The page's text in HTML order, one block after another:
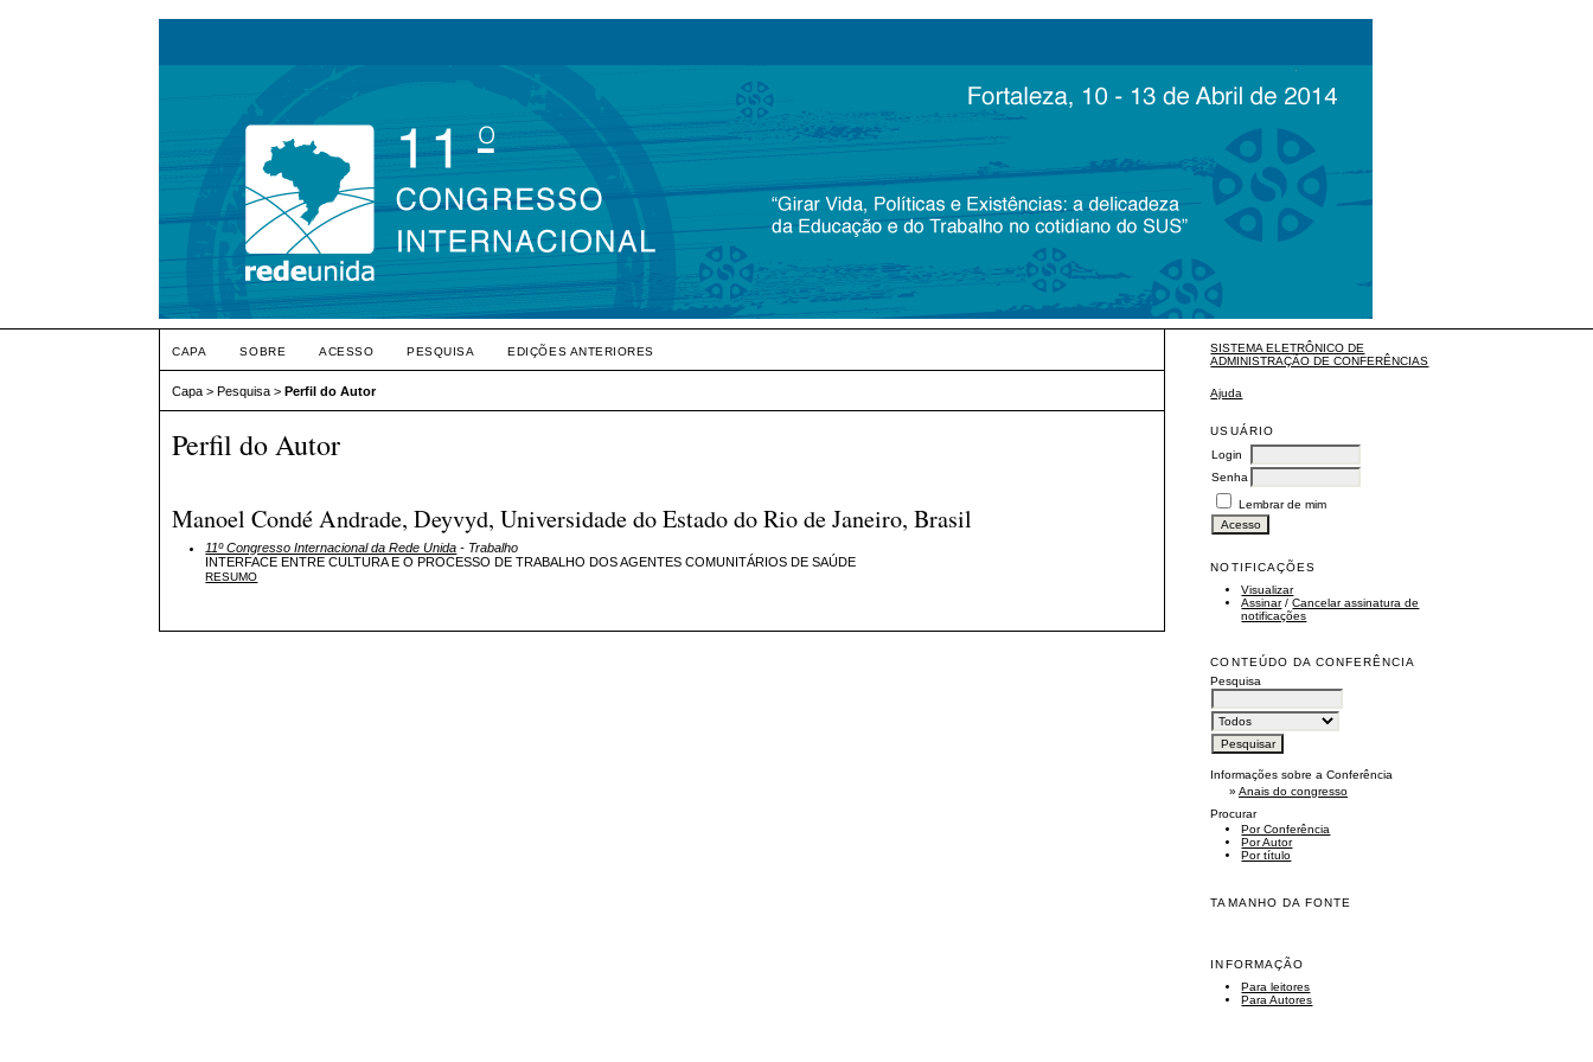
SISTEMA ELETRÔNICO DE
ADMINISTRAÇÃO DE CONFERÊNCIAS
Ajuda
USUÁRIO
Login
Senha
Lembrar de mim
NOTIFICAÇÕES
Visualizar
Assinar/Cancelar assinatura de
notificações
CONTEÚDO DA CONFERÊNCIA
Pesquisa
Informações sobre a Conferência
»Anais do congresso
Procurar
Por Conferência
Por Autor
Por título
TAMANHO DA FONTE
INFORMAÇÃO
Para leitores
Para Autores
CAPA SOBRE ACESSO PESQUISA EDIÇÕES ANTERIORES
Capa >Pesquisa >Perfil do Autor
Perfil do Autor
Manoel Condé Andrade, Deyvyd, Universidade do Estado do Rio de Janeiro, Brasil
11º Congresso Internacional da Rede Unida - Trabalho
INTERFACE ENTRE CULTURA E O PROCESSO DE TRABALHO DOS AGENTES COMUNITÁRIOS DE SAÚDE
RESUMO